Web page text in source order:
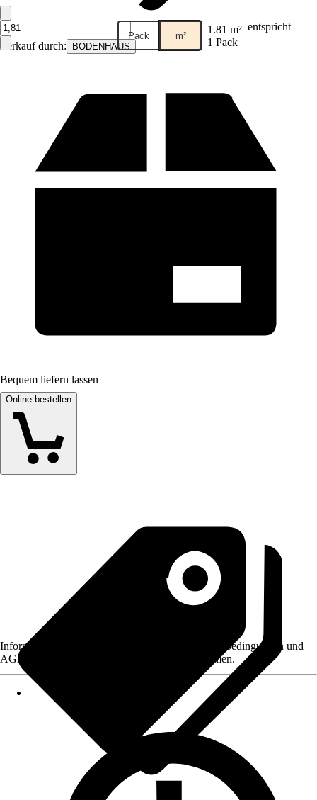
Verkauf durch: BODENHAUS
Pack m² 1.81 m² entspricht
1 Pack
Bequem liefern lassen
Online bestellen
Informationen des Verkäufers, wie z. B. Rückgabebedingungen und
AGB, finden Sie bei Klick auf den Verkäufernamen.